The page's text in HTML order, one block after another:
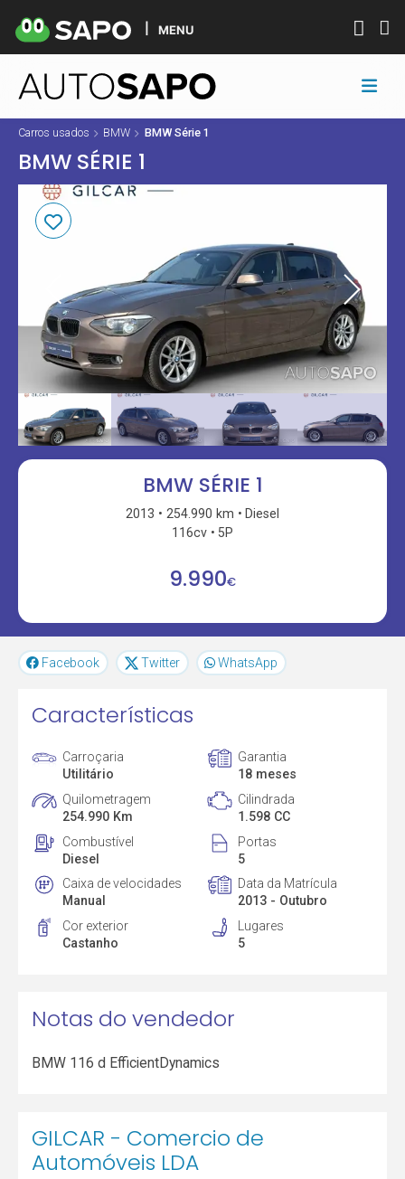
MENU
Carros usados BMW BMW Série 1
BMW SÉRIE 1
BMW SÉRIE 1
2013 254.990 km
Diesel
116cv
5P
9.990€
Facebook Twitter WhatsApp
Características
Carroçaria
Utilitário
Garantia
18 meses
Quilometragem
254.990 Km
Cilindrada
1.598 CC
Combustível
Diesel
Portas
5
Caixa de velocidades
Manual
Data da Matrícula
2013 - Outubro
Cor exterior
Castanho
Lugares
5
Notas do vendedor
BMW 116 d EfficientDynamics
GILCAR - Comercio de
Automóveis LDA